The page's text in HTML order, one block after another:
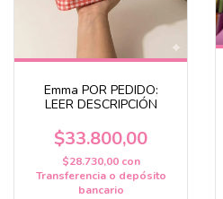
Emma POR PEDIDO:
LEER DESCRIPCIÓN
$33.800,00
$28.730,00 con
Transferencia o depósito
bancario